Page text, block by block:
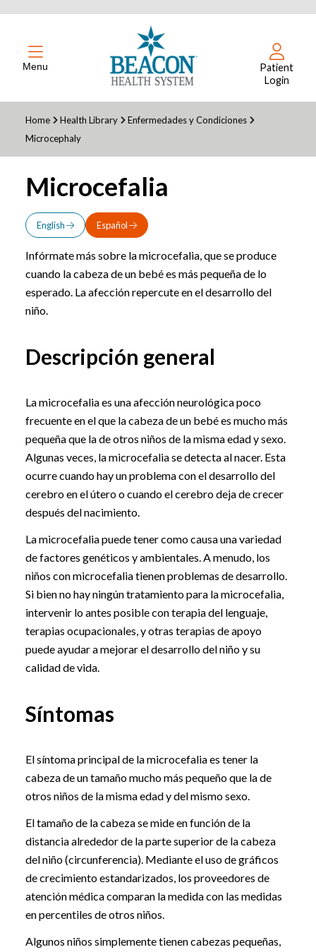
Menu
Patient
Login
Home Health Library
Enfermedades y Condiciones
Microcephaly
Microcefalia
English Español
Infórmate más sobre la microcefalia, que se produce
cuando la cabeza de un bebé es más pequeña de lo
esperado. La afección repercute en el desarrollo del
niño.
Descripción general
La microcefalia es una afección neurológica poco
frecuente en el que la cabeza de un bebé es mucho más
pequeña que la de otros niños de la misma edad y sexo.
Algunas veces, la microcefalia se detecta al nacer. Esta
ocurre cuando hay un problema con el desarrollo del
cerebro en el útero o cuando el cerebro deja de crecer
después del nacimiento.
La microcefalia puede tener como causa una variedad
de factores genéticos y ambientales. A menudo, los
niños con microcefalia tienen problemas de desarrollo.
Si bien no hay ningún tratamiento para la microcefalia,
intervenir lo antes posible con terapia del lenguaje,
terapias ocupacionales, y otras terapias de apoyo
puede ayudar a mejorar el desarrollo del niño y su
calidad de vida.
Síntomas
El síntoma principal de la microcefalia es tener la
cabeza de un tamaño mucho más pequeño que la de
otros niños de la misma edad y del mismo sexo.
El tamaño de la cabeza se mide en función de la
distancia alrededor de la parte superior de la cabeza
del niño (circunferencia). Mediante el uso de gráficos
de crecimiento estandarizados, los proveedores de
atención médica comparan la medida con las medidas
en percentiles de otros niños.
Algunos niños simplemente tienen cabezas pequeñas,